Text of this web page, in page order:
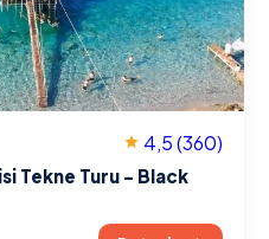
4,5(360)
Tekne Turu - Black